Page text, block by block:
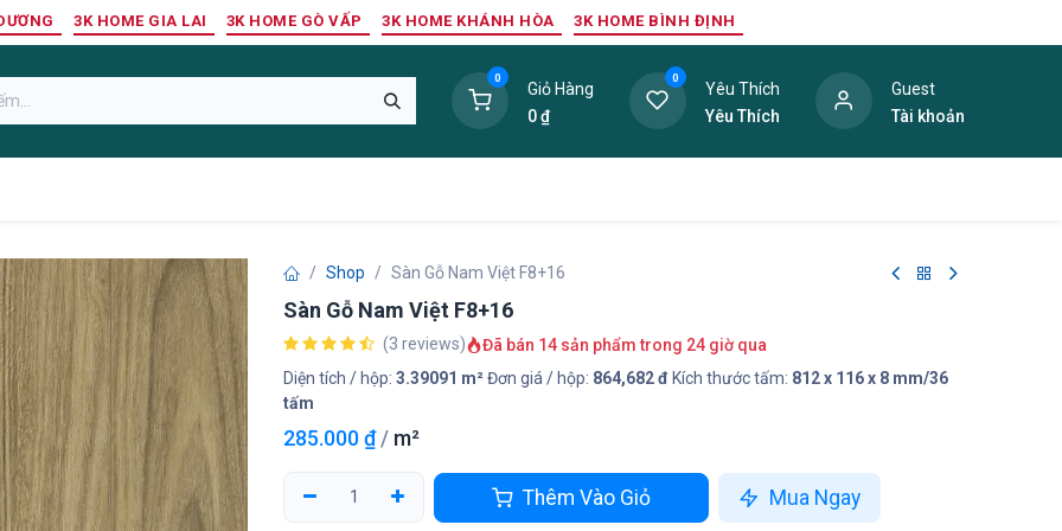
3K HOME GIA LAI 3K HOME GÒ VẤP 3K HOME KHÁNH HÒA 3K HOME BÌNH ĐỊNH
0
Giỏ Hàng
0₫
0
Yêu Thích
Yêu Thích
Guest
Tài khoản
Shop Sàn Gỗ Nam Việt F8+16
Sàn Gỗ Nam Việt F8+16
(3 reviews)
Đã bán 14 sản phẩm trong 24 giờ qua
Diện tích / hộp: 3.39091 m²Đơn giá / hộp: 864,682 đ Kích thước tấm: 812 x 116 x 8 mm/36
tấm
285.000₫ / m²
Thêm Vào Giỏ Mua Ngay